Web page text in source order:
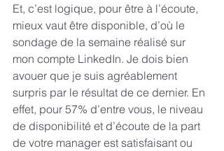
Et, c’est logique, pour être à l’écoute,
mieux vaut être disponible, d’où le
sondage de la semaine réalisé sur
mon compte LinkedIn. Je dois bien
avouer que je suis agréablement
surpris par le résultat de ce dernier. En
effet, pour 57% d’entre vous, le niveau
de disponibilité et d’écoute de la part
de votre manager est satisfaisant ou